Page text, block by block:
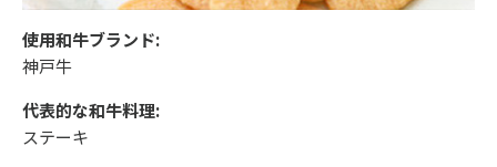
使用和牛ブランド:
神戸牛
代表的な和牛料理:
ステーキ